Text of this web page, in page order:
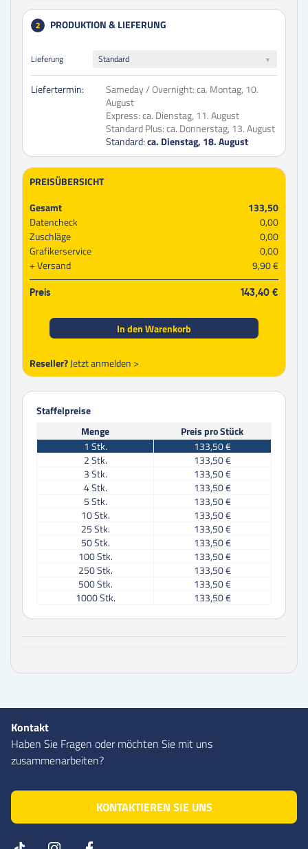
2 PRODUKTION & LIEFERUNG
Lieferung Standard
Liefertermin: Sameday / Overnight:ca. Montag, 10.
August
Express:ca. Dienstag, 11. August
Standard Plus:ca. Donnerstag, 13. August
Standard:ca. Dienstag, 18. August
PREISÜBERSICHT
Gesamt
133,50
Datencheck
0,00
Zuschläge
0,00
Grafikerservice
0,00
Versand
9,90 €
Preis 143,40 €
In den Warenkorb
Reseller?Jetzt anmelden >
Staffelpreise
Menge
Preis pro Stück
1 Stk.
133,50 €
2Stk.
133,50 €
3Stk.
133,50 €
4Stk.
133,50 €
5Stk.
133,50 €
10Stk.
133,50 €
25Stk.
133,50 €
50Stk.
133,50 €
100Stk.
133,50 €
250Stk.
133,50 €
500Stk.
133,50 €
1000Stk. 133,50 €
Kontakt
Haben Sie Fragen oder möchten Sie mit uns
zusammenarbeiten?
KONTAKTIEREN SIE UNS